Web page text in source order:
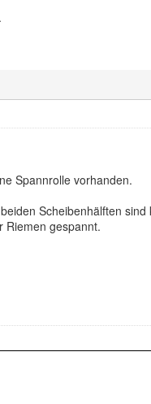
Spannrolle vorhanden.
Scheibenhälften
Riemen gespannt.